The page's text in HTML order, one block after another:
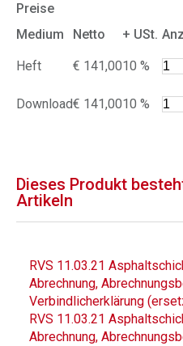
Preise
Medium
Netto + USt.
Heft € 141,0010 %
Download€ 141,0010 %
Dieses Produkt
Artikeln
RVS 11.03.21
Abrechnung,
Verbindlicherklärung
RVS 11.03.21
Abrechnung,